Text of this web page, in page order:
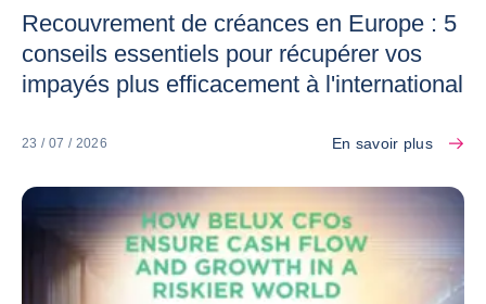
Recouvrement de créances en Europe : 5
conseils essentiels pour récupérer vos
impayés plus efficacement à l'international
23 / 07 / 2026 En savoir plus